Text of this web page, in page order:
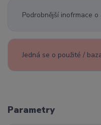
Podrobnější inofrmace o
Jedná se o použité /
Parametry